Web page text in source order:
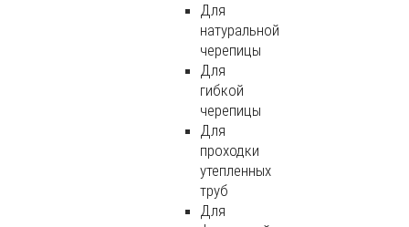
Для
натуральной
черепицы
Для
гибкой
черепицы
Для
проходки
утепленных
труб
Для